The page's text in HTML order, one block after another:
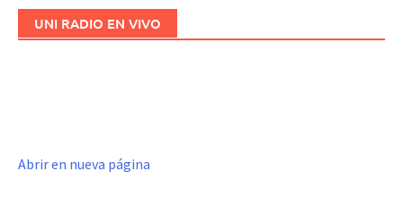
UNI RADIO EN VIVO
Abrir en nueva página